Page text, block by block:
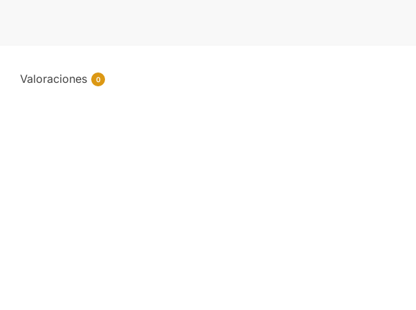
Valoraciones 0